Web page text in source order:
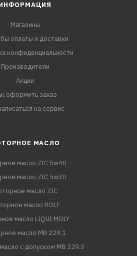
Магазины
оплаты и доставки
конфиденциальности
Производители
Акции
оформить заказ
на сервис
МАСЛО
масло ZIC 5w40
масло ZIC 5w30
масло ZIC
масло ROLF
масло LIQUI MOLY
масло MB 229.1
с допуском MB 229.3